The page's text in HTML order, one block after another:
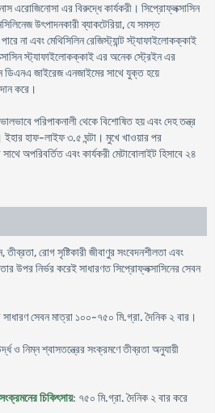
এরোজিনোসা এর বিরুদ্ধে কার্যকরী। সিপ্রোফ্লক্সাসিন
উৎপাদনকারী ব্যাকটেরিয়া, যে সমস্ত
না এবং মেথিসিলিন রেজিস্ট্যান্ট স্ট্যাফাইলোকক্কাই
স্ট্যাফাইলোকক্কাই এর অনেক স্ট্রেইন এর
ডিএনএ জাইরেজ এনজাইমের সাথে যুক্ত হয়ে
করে।
পরিপাকনালী থেকে বিশোষিত হয় এবং দেহ তন্ত্র
হাফ-লাইফ ৩.৫ ঘন্টা। মুখে খাওয়ার পর
অপরিবর্তিত এবং কার্যকরী মেটাবোলাইট হিসাবে ২৪
রোগ সৃষ্টিকারী জীবাণুর সংবেদনশীলতা এবং
উপর নির্ভর করেই সাধারণত সিপ্রোফ্লক্সাসিনের সেবন
সেবন মাত্রা ১০০-৭৫০ মি.গ্রা. দৈনিক ২ বার।
ও নিম্ন শ্বাসতন্ত্রের সংক্রমণে তীব্রতা অনুযায়ী
চিকিৎসায়: ৭৫০ মি.গ্রা. দৈনিক ২ বার করে